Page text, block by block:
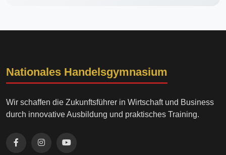
Nationales Handelsgymnasium
Wir schaffen die Zukunftsführer in Wirtschaft und Business
durch innovative Ausbildung und praktisches Training.